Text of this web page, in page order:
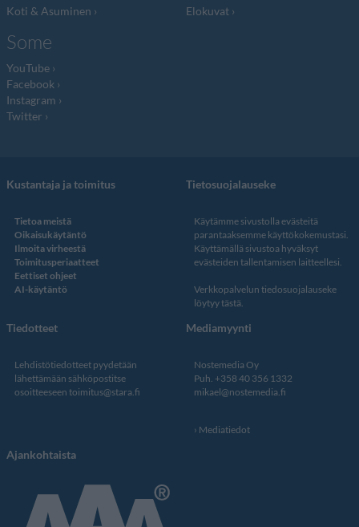
Koti & Asuminen
Elokuvat
Some
YouTube
Facebook
Instagram
Twitter
Kustantaja ja toimitus
Tietoa meistä
Oikaisukäytäntö
Ilmoita virheestä
Toimitusperiaatteet
Eettiset ohjeet
AI-käytäntö
Tietosuojalauseke
Käytämme sivustolla evästeitä
parantaaksemme käyttökokemustasi.
Käyttämällä sivustoa hyväksyt
evästeiden tallentamisen laitteellesi.
Verkkopalvelun tiedosuojalauseke
löytyy tästä.
Tiedotteet
Lehdistötiedotteet pyydetään
lähettämään sähköpostitse
osoitteeseen toimitus@stara.fi
Mediamyynti
Nostemedia Oy
Puh. +358 40 356 1332
mikael@nostemedia.fi
Mediatiedot
Ajankohtaista